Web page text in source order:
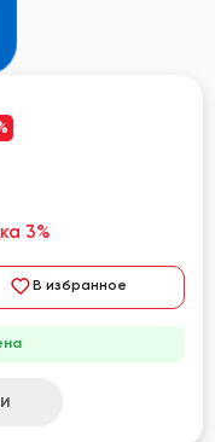
3%
В избранное